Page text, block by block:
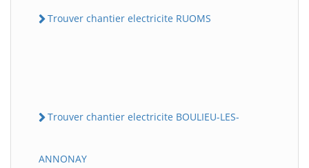
Trouver chantier electricite RUOMS
Trouver chantier electricite BOULIEU-LES-
ANNONAY